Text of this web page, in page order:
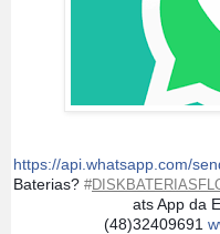
https://api.whatsapp.com/
Baterias? #
ats App da
(48)32409691